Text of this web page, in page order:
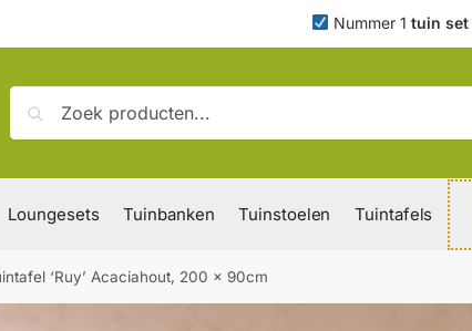
Nummer 1 tuin set
naar:
Zoeken
Loungesets Tuinbanken Tuinstoelen Tuintafels
‘Ruy’ Acaciahout, 200 x 90cm